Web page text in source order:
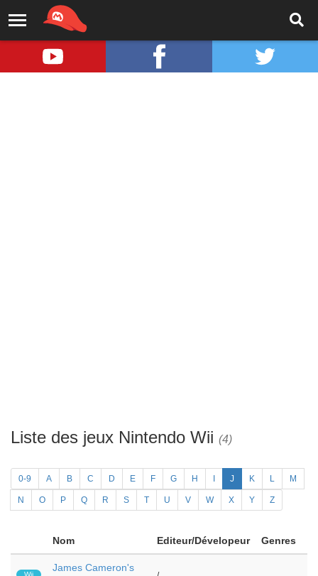
Liste des jeux Nintendo Wii (4)
0-9 A B C D E F G H J K L M
N O P Q R S T U V W X Y Z
Nom Editeur/Dévelopeur Genres
Wii
James Cameron's